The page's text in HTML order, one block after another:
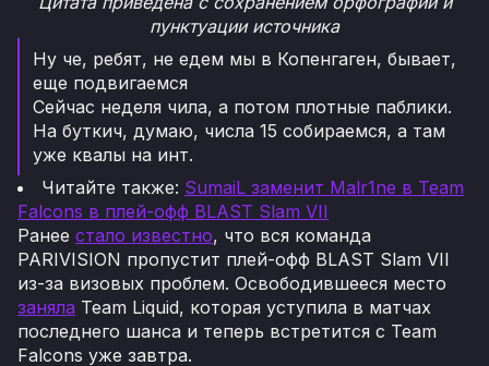
пунктуации источника
Ну че, ребят, не едем мы в Копенгаген, бывает,
еще подвигаемся
Сейчас неделя чила, а потом плотные паблики.
На буткич, думаю, числа 15 собираемся, а там
уже квалы на инт.
Читайте также: SumaiL заменит Malr1ne в Team
Falcons в плей-офф BLAST Slam VII
Ранее стало известно, что вся команда
PARIVISION пропустит плей-офф BLAST Slam VII
из-за визовых проблем. Освободившееся место
заняла Team Liquid, которая уступила в матчах
последнего шанса и теперь встретится с Team
Falcons уже завтра.